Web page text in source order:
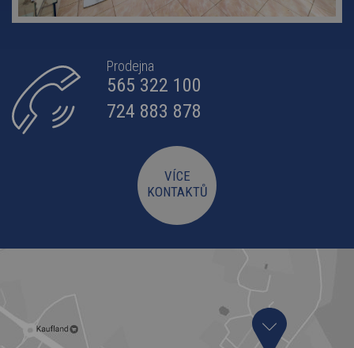
Prodejna
565 322 100
724 883 878
VÍCE
KONTAKTŮ